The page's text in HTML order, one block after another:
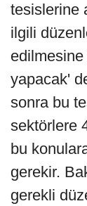
tesislerine
ilgili
yapacak'
sonra bu
sektörlere
bu
gerekir.
gerekli